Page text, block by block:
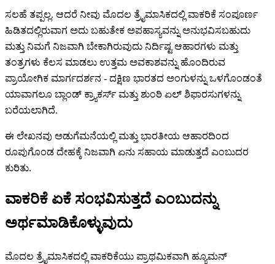
ಸಲಹೆ ತಪ್ಪಲ್ಲ. ಆದರೆ ನೀವು ಮೊದಲ ತ್ರೈಮಾಸಿಕದಲ್ಲಿ ವಾಕರಿಕೆ ಸಂಪೂರ್ಣ
ಹಿಡಿತದಲ್ಲಿರುವಾಗ ಅದು ಬಹುತೇಕ ಅಪಹಾಸ್ಯವನ್ನು ಅನುಭವಿಸಬಹುದು
ಮತ್ತು ನಿಮಗೆ ನಿಜವಾಗಿ ಬೇಕಾಗಿರುವುದು ನಿರ್ದಿಷ್ಟ ಆಹಾರಗಳು ಮತ್ತು
ತಂತ್ರಗಳು ಕೆಲಸ ಮಾಡಲು ಉತ್ತಮ ಅವಕಾಶವನ್ನು ಹೊಂದಿರುವ
ಪ್ರಾಯೋಗಿಕ ಮಾರ್ಗದರ್ಶನ - ದಕ್ಷಿಣ ಭಾರತದ ಅಂಗುಳನ್ನು ಒಳಗೊಂಡಂತೆ
ಯಾವಾಗಲೂ ಬ್ಲಾಂಡ್ ಕ್ರ್ಯಾಕರ್ಸ್ ಮತ್ತು ಶುಂಠಿ ಏಲ್ ಶಿಫಾರಸುಗಳನ್ನು
ಬರೆಯಲಾಗಿದೆ.
ಈ ಲೇಖನವು ಅಡುಗೆಮನೆಯಲ್ಲಿ ಮತ್ತು ಭಾರತೀಯ ಆಹಾರದಿಂದ
ರೂಪುಗೊಂಡ ದೇಹಕ್ಕೆ ನಿಜವಾಗಿ ಏನು ಸಹಾಯ ಮಾಡುತ್ತದೆ ಎಂಬುದರ
ಕುರಿತು.
ವಾಕರಿಕೆ ಏಕೆ ಸಂಭವಿಸುತ್ತದೆ ಎಂಬುದನ್ನು
ಅರ್ಥಮಾಡಿಕೊಳ್ಳುವುದು
ಮೊದಲ ತ್ರೈಮಾಸಿಕದಲ್ಲಿ ವಾಕರಿಕೆಯು ಪ್ರಾಥಮಿಕವಾಗಿ ಹ್ಯೂಮನ್